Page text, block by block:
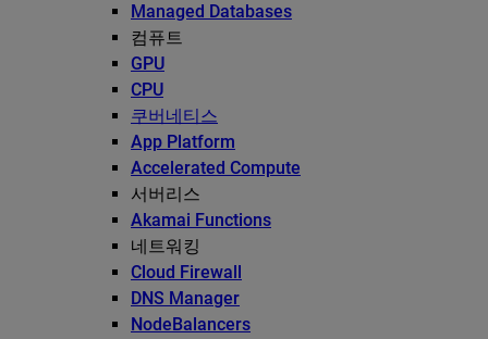
Managed Databases
컴퓨트
GPU
CPU
쿠버네티스
App Platform
Accelerated Compute
서버리스
Akamai Functions
네트워킹
Cloud Firewall
DNS Manager
NodeBalancers